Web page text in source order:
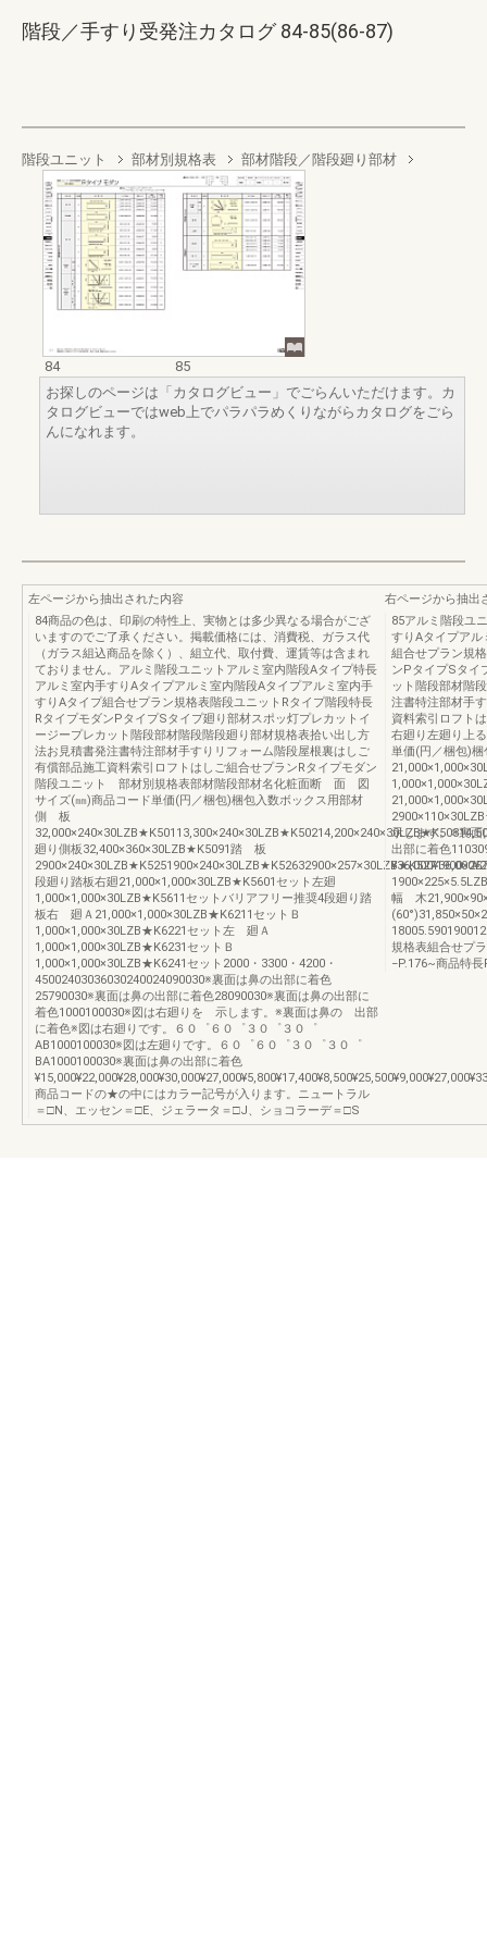
階段／手すり受発注カタログ 84-85(86-87)
階段ユニット 部材別規格表 部材階段／階段廻り部材
84
85
お探しのページは「カタログビュー」でごらんいただけます。カ
タログビューではweb上でパラパラめくりながらカタログをごら
んになれます。
左ページから抽出された内容
84商品の色は、印刷の特性上、実物とは多少異なる場合がござ
いますのでご了承ください。掲載価格には、消費税、ガラス代
（ガラス組込商品を除く）、組立代、取付費、運賃等は含まれ
ておりません。アルミ階段ユニットアルミ室内階段Aタイプ特長
アルミ室内手すりAタイプアルミ室内階段Aタイプアルミ室内手
すりAタイプ組合せプラン規格表階段ユニットRタイプ階段特長
RタイプモダンPタイプSタイプ廻り部材スポッ灯プレカットイ
ージープレカット階段部材階段階段廻り部材規格表拾い出し方
法お見積書発注書特注部材手すりリフォーム階段屋根裏はしご
有償部品施工資料索引ロフトはしご組合せプランRタイプモダン
階段ユニット 部材別規格表部材階段部材名化粧面断 面 図
サイズ(㎜)商品コード単価(円／梱包)梱包入数ボックス用部材
側 板
廻り側板32,400×360×30LZB★K5091踏 板
段廻り踏板右廻21,000×1,000×30LZB★K5601セット左廻
1,000×1,000×30LZB★K5611セットバリアフリー推奨4段廻り踏
板右 廻Ａ21,000×1,000×30LZB★K6211セットＢ
1,000×1,000×30LZB★K6221セット左 廻Ａ
1,000×1,000×30LZB★K6231セットＢ
1,000×1,000×30LZB★K6241セット2000・3300・4200・
45002403036030240024090030※裏面は鼻の出部に着色
25790030※裏面は鼻の出部に着色28090030※裏面は鼻の出部に
着色1000100030※図は右廻りを 示します。※裏面は鼻の 出部
に着色※図は右廻りです。６０゜６０゜３０゜３０゜
AB1000100030※図は左廻りです。６０゜６０゜３０゜３０゜
BA1000100030※裏面は鼻の出部に着色
商品コードの★の中にはカラー記号が入ります。ニュートラル
＝□N、エッセン＝□E、ジェラータ＝□J、ショコラーデ＝□S
右ページから抽出
85アルミ階段ユ
すりAタイプアル
組合せプラン規
ンPタイプSタイ
ット階段部材階
注書特注部材手
資料索引ロフト
右廻り左廻り上
単価(円／梱包)
示します。※裏
出部に着色
幅 木
規格表組合せプ
−P.176~商品特長